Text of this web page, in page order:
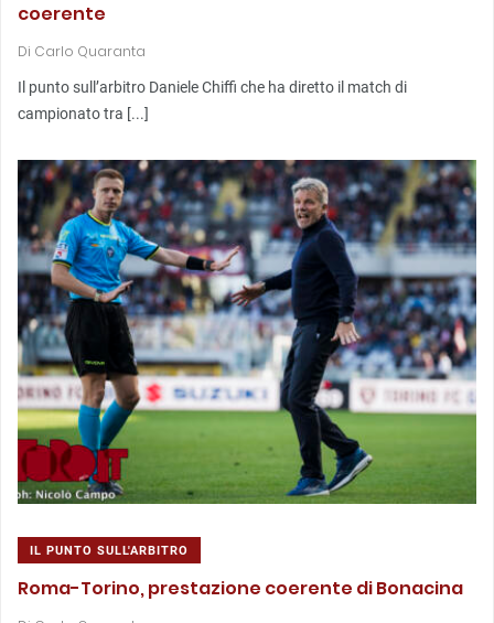
coerente
Di Carlo Quaranta
Il punto sull’arbitro Daniele Chiffi che ha diretto il match di
campionato tra [...]
IL PUNTO SULL'ARBITRO
Roma-Torino, prestazione coerente di Bonacina